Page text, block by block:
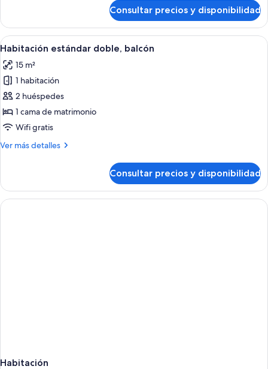
estándar
doble
Consultar precios y disponibilidad
Abrir
todas
las
fotos
de
Habitación
estándar
balcón
Una habitación de hotel moderna
1
Habitación estándar doble, balcón
15 m²
1 habitación
2 huéspedes
1 cama de matrimonio
Wifi gratis
Ver más detalles
Más
estándar
doble,
balcón
Consultar precios y disponibilidad
Habitación